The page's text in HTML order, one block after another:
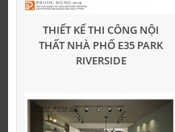
THIẾT KẾ THI CÔNG NỘI
THẤT NHÀ PHỐ E35 PARK
RIVERSIDE